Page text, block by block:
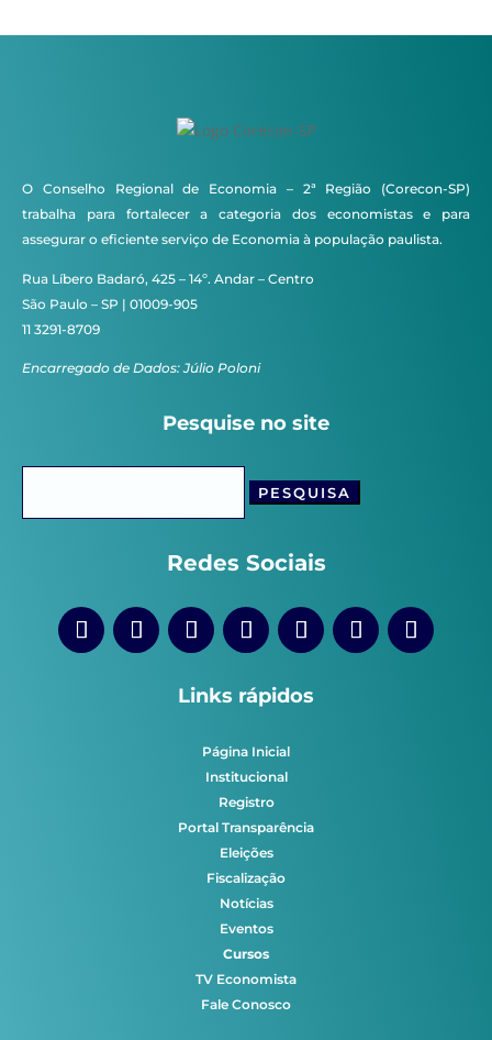
O Conselho Regional de Economia – 2ª Região (Corecon-SP)
trabalha para fortalecer a categoria dos economistas e para
assegurar o eficiente serviço de Economia à população paulista.
Rua Líbero Badaró, 425 – 14º. Andar – Centro
São Paulo – SP | 01009-905
11 3291-8709
Encarregado de Dados: Júlio Poloni
Pesquise no site
Redes Sociais
Links rápidos
Página Inicial
Institucional
Registro
Portal Transparência
Eleições
Fiscalização
Notícias
Eventos
Cursos
TV Economista
Fale Conosco